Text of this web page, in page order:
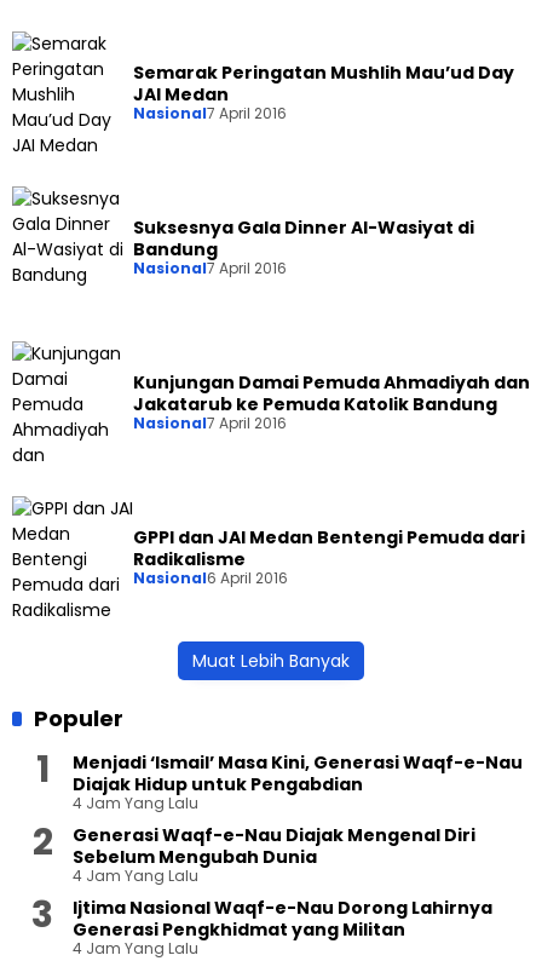
Semarak Peringatan Mushlih Mau’ud Day
JAI Medan
Nasional7 April 2016
Suksesnya Gala Dinner Al-Wasiyat di
Bandung
Nasional7 April 2016
Kunjungan Damai Pemuda Ahmadiyah dan
Jakatarub ke Pemuda Katolik Bandung
Nasional7 April 2016
GPPI dan JAI Medan Bentengi Pemuda dari
Radikalisme
Nasional6 April 2016
Muat Lebih Banyak
Populer
Menjadi ‘Ismail’ Masa Kini, Generasi Waqf-e-Nau
Diajak Hidup untuk Pengabdian
4 Jam Yang Lalu
Generasi Waqf-e-Nau Diajak Mengenal Diri
Sebelum Mengubah Dunia
4 Jam Yang Lalu
Ijtima Nasional Waqf-e-Nau Dorong Lahirnya
Generasi Pengkhidmat yang Militan
4 Jam Yang Lalu